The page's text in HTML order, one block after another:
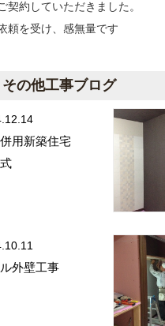
契約していただきました。
頼を受け、感無量です
の他工事ブログ
用新築住宅
外壁工事